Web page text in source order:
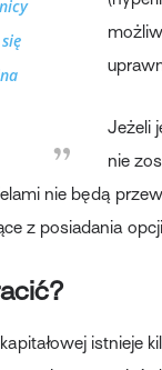
Jeżeli
nie
nie będą
z posiadania
istnieje